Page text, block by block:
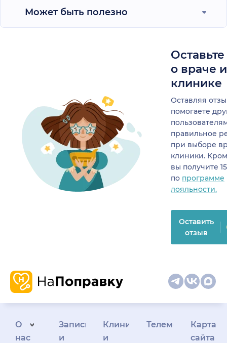
Может быть полезно
о враче
клинике
Оставляя
помогаете
правильное
при выборе
клиники.
вы получите
по программе
лояльности.
Оставить
отзыв
О
нас
Запись
и
Клиникам
и
Телемедицина
Карта
сайта